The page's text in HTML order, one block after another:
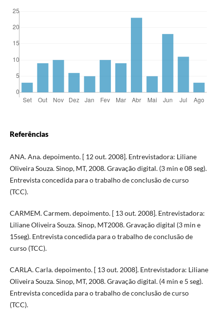
Referências
ANA. Ana. depoimento. [ 12 out. 2008]. Entrevistadora: Liliane
Oliveira Souza. Sinop, MT, 2008. Gravação digital. (3 min e 08 seg).
Entrevista concedida para o trabalho de conclusão de curso
(TCC).
CARMEM. Carmem. depoimento. [ 13 out. 2008]. Entrevistadora:
Liliane Oliveira Souza. Sinop, MT2008. Gravação digital (3 min e
15seg). Entrevista concedida para o trabalho de conclusão de
curso (TCC).
CARLA. Carla. depoimento. [ 13 out. 2008]. Entrevistadora: Liliane
Oliveira Souza. Sinop, MT, 2008. Gravação digital. (4 min e 5 seg).
Entrevista concedida para o trabalho de conclusão de curso
(TCC).